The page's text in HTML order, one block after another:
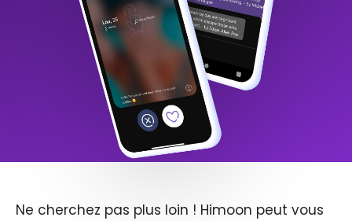
Ne cherchez pas plus loin ! Himoon peut vous